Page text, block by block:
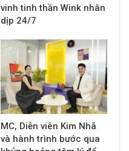
vinh tinh thần Wink nhân
dịp 24/7
MC, Diễn viên Kim Nhã
và hành trình bước qua